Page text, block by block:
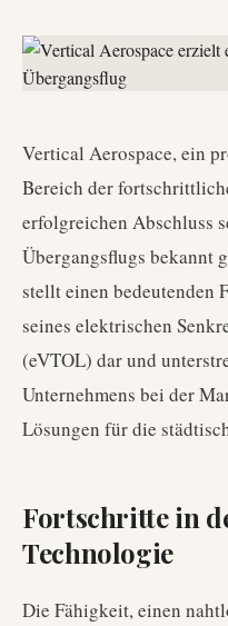
Vertical Aerospace, ein
Bereich der
erfolgreichen Abschluss
Übergangsflugs bekannt
stellt einen bedeutenden
seines elektrischen
(eVTOL) dar und
Unternehmens bei der
Lösungen für die
Fortschritte in
Technologie
Die Fähigkeit, einen